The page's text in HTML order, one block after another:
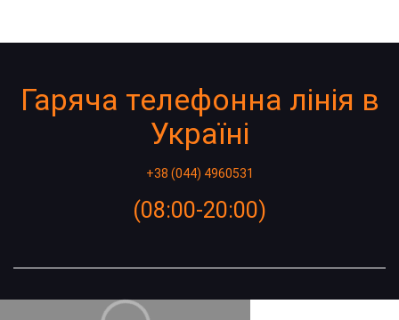
Гаряча телефонна лінія в
Україні
+38 (044) 4960531
(08:00-20:00)